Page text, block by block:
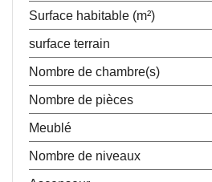
Surface habitable (m²)
surface terrain
Nombre de chambre(s)
Nombre de pièces
Meublé
Nombre de niveaux